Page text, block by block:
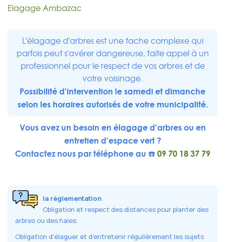
Elagage Ambazac
L'élagage d'arbres est une tache complexe qui
parfois peut s'avérer dangereuse, faite appel à un
professionnel pour le respect de vos arbres et de
votre voisinage.
Possibilité d'intervention le samedi et dimanche
selon les horaires autorisés de votre municipalité.
Vous avez un besoin en élagage d'arbres ou en
entretien d'espace vert ?
Contactez nous par téléphone au ☎️09 70 18 37 79
la règlementation
Obligation et respect des distances pour planter des
arbres ou des haies.
Obligation d'élaguer et d'entretenir régulièrement les sujets